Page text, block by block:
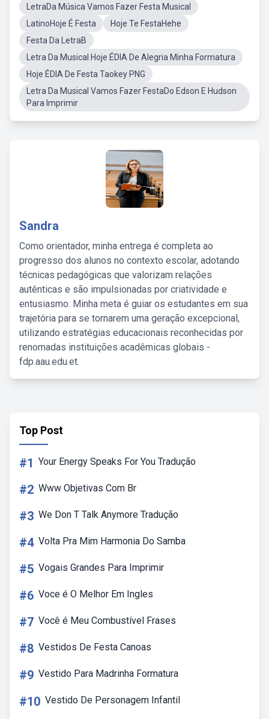
LetraDa Música Vamos Fazer Festa Musical
LatinoHoje É Festa
Hoje Te FestaHehe
Festa Da LetraB
Letra Da Musical Hoje ÉDIA De Alegria Minha Formatura
Hoje ÉDIA De Festa Taokey PNG
Letra Da Musical Vamos Fazer FestaDo Edson E Hudson
Para Imprimir
Sandra
Como orientador, minha entrega é completa ao
progresso dos alunos no contexto escolar, adotando
técnicas pedagógicas que valorizam relações
autênticas e são impulsionadas por criatividade e
entusiasmo. Minha meta é guiar os estudantes em sua
trajetória para se tornarem uma geração excepcional,
utilizando estratégias educacionais reconhecidas por
renomadas instituições acadêmicas globais -
fdp.aau.edu.et.
Top Post
#1 Your Energy Speaks For You Tradução
#2 Www Objetivas Com Br
#3 We Don T Talk Anymore Tradução
#4 Volta Pra Mim Harmonia Do Samba
#5 Vogais Grandes Para Imprimir
#6 Voce é O Melhor Em Ingles
#7 Você é Meu Combustível Frases
#8 Vestidos De Festa Canoas
#9 Vestido Para Madrinha Formatura
#10 Vestido De Personagem Infantil